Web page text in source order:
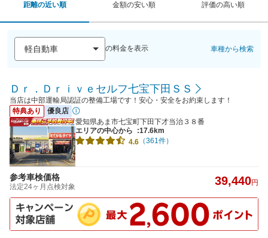
距離の近い順 金額の安い順 評価の高い順
の料金を表示 車種から検索
Ｄｒ．Ｄｒｉｖｅセルフ七宝下田ＳＳ
当店は中部運輸局認証の整備工場です！安心・安全をお約束します！
特典あり
優良店
愛知県あま市七宝町下田下才当治３８番
エリアの中心から
:17.6km
4.6 （361件）
参考車検価格
法定24ヶ月点検対象 39,440円